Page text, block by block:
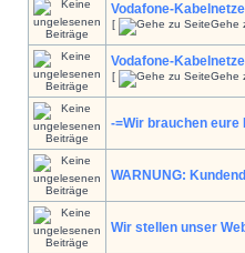
Vodafone-
[ Gehe
Vodafone-
[ Gehe
-=Wir brauchen eure
WARNUNG:
Wir stellen unser